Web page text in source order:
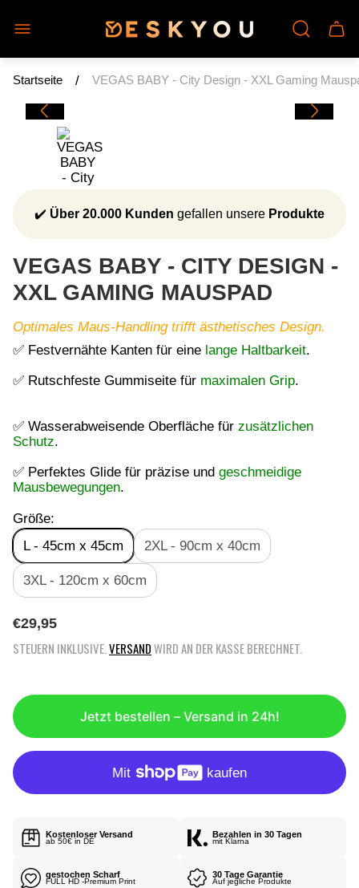
Laden-
Logo"
Startseite / VEGAS BABY - City Design - XXL Gaming
✔️ Über 20.000 Kunden gefallen unsere Produkte
VEGAS BABY - CITY DESIGN -
XXL GAMING MAUSPAD
Optimales Maus-Handling trifft ästhetisches Design.
✅ Festvernähte Kanten für eine lange Haltbarkeit.
✅ Rutschfeste Gummiseite für maximalen Grip.
✅ Wasserabweisende Oberfläche für zusätzlichen
Schutz.
✅ Perfektes Glide für präzise und geschmeidige
Mausbewegungen.
Größe:
L - 45cm x 45cm
2XL - 90cm x 40cm
3XL - 120cm x 60cm
R
G
Ä
R
R
P
R
€29,95
STEUERN INKLUSIVE. VERSANDWIRD AN DER KASSE BERECHNET.
Jetzt bestellen – Versand in 24h!
Kostenloser Versand
ab 50€ in DE
Bezahlen in 30 Tagen
mit Klarna
gestochen Scharf
FULL HD -Premium Print
30 Tage Garantie
Auf jegliche Produkte